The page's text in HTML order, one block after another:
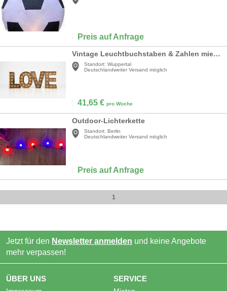
Preis auf Anfrage
Vintage Leuchtbuchstaben & Zahlen mieten – 70 cm & XXL (150 cm) – Das Highlight
Standort: Wuppertal
Deutschlandweiter Versand möglich
41,65 € pro Woche
Outdoor-Lichterkette
Standort: Berlin
Deutschlandweiter Versand möglich
Preis auf Anfrage
1
Jetzt für den Newsletter anmelden und keine Angebote
mehr verpassen!
ÜBER UNS SERVICE